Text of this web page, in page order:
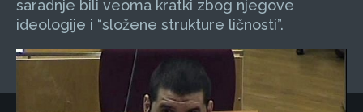
saradnje bili veoma kratki zbog njegove
ideologije i “složene strukture ličnosti”.